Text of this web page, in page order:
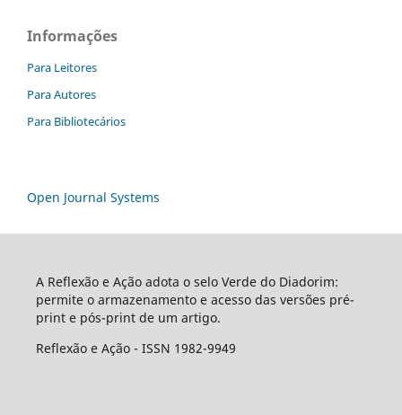
Informações
Para Leitores
Para Autores
Para Bibliotecários
Open Journal Systems
A Reflexão e Ação adota o selo Verde do Diadorim:
permite o armazenamento e acesso das versões pré-
print e pós-print de um artigo.
Reflexão e Ação - ISSN 1982-9949